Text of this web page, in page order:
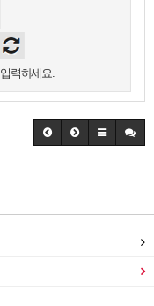
력하세요.